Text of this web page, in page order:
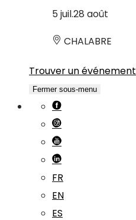
5 juil.28 août
CHALABRE
Trouver un événement
Fermer sous-menu
FR
EN
ES